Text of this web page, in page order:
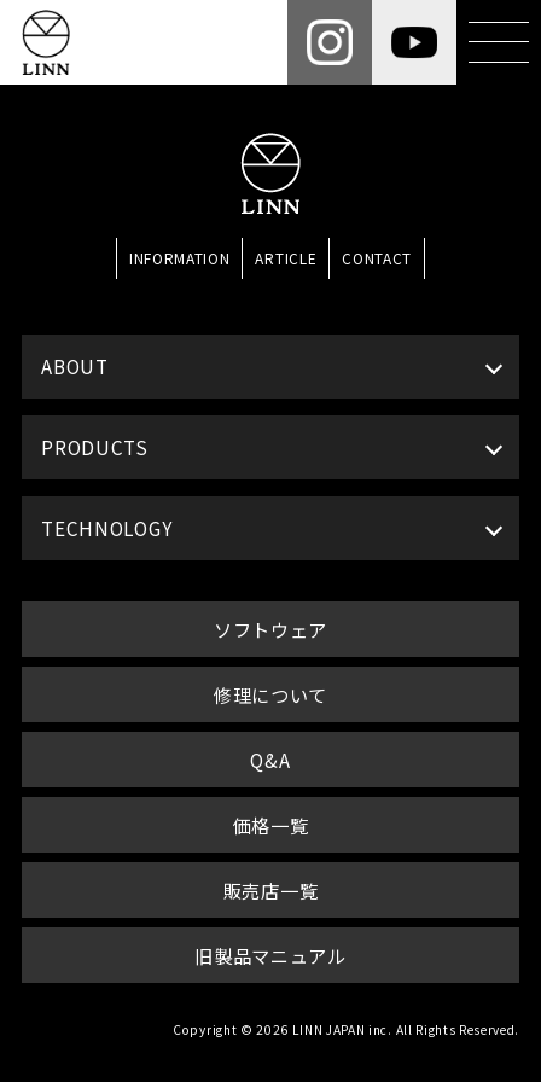
INFORMATION ARTICLE CONTACT
ABOUT
PRODUCTS
TECHNOLOGY
ソフトウェア
修理について
Q&A
価格一覧
販売店一覧
旧製品マニュアル
Copyright © 2026 LINN JAPAN inc. All Rights Reserved.